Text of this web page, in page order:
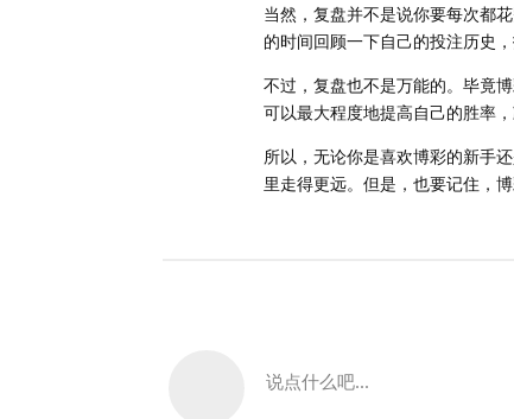
当然，复盘并不是说你要每次都
的时间回顾一下自己的投注历史
不过，复盘也不是万能的。毕竟
可以最大程度地提高自己的胜率，
所以，无论你是喜欢博彩的新手
里走得更远。但是，也要记住，
说点什么吧...